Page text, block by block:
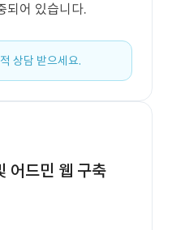
되어 있습니다.
상담 받으세요.
어드민 웹 구축